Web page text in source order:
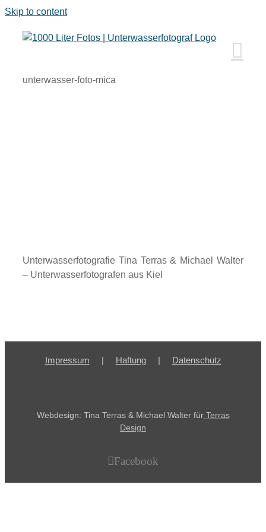
Skip to content
unterwasser-foto-mica
Unterwasserfotografie Tina Terras & Michael Walter
– Unterwasserfotografen aus Kiel
Impressum Haftung Datenschutz
Webdesign: Tina Terras & Michael Walter fürTerras
Design
Facebook